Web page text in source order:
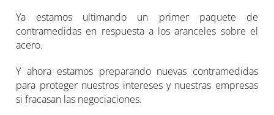
Ya estamos ultimando un primer paquete de
contramedidas en respuesta a los aranceles sobre el
acero.
Y ahora estamos preparando nuevas contramedidas
para proteger nuestros intereses y nuestras empresas
si fracasan las negociaciones.